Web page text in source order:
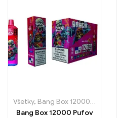
Všetky, Bang Box 12000 Pufov
Bang Box 12000 Pufov